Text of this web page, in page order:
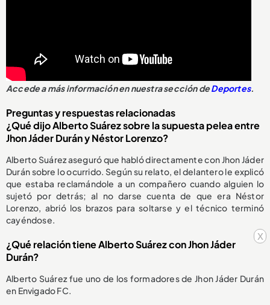
x
Accede a más información en nuestra sección deDeportes.
Preguntas y respuestas relacionadas
¿Qué dijo Alberto Suárez sobre la supuesta pelea entre
Jhon Jáder Durán y Néstor Lorenzo?
Alberto Suárez aseguró que habló directamente con Jhon Jáder
Durán sobre lo ocurrido. Según su relato, el delantero le explicó
que estaba reclamándole a un compañero cuando alguien lo
sujetó por detrás; al no darse cuenta de que era Néstor
Lorenzo, abrió los brazos para soltarse y el técnico terminó
cayéndose.
¿Qué relación tiene Alberto Suárez con Jhon Jáder
Durán?
Alberto Suárez fue uno de los formadores de Jhon Jáder Durán
en Envigado FC.